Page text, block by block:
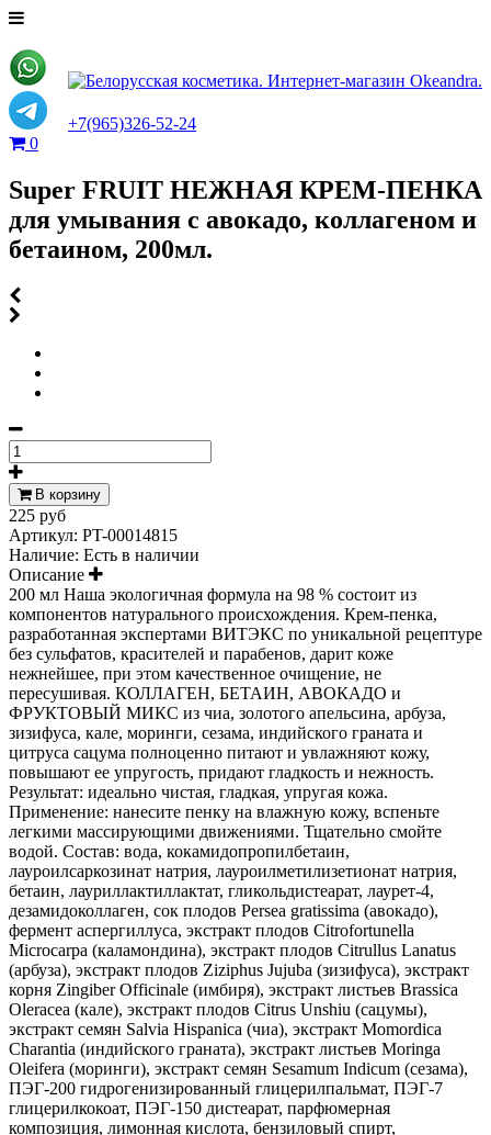
+7(965)326-52-24
0
Super FRUIT НЕЖНАЯ КРЕМ-ПЕНКА
для умывания с авокадо, коллагеном и
бетаином, 200мл.
В корзину
225 руб
Артикул: PT-00014815
Наличие: Есть в наличии
Описание
200 мл Наша экологичная формула на 98 % состоит из
компонентов натурального происхождения. Крем-пенка,
разработанная экспертами ВИТЭКС по уникальной рецептуре
без сульфатов, красителей и парабенов, дарит коже
нежнейшее, при этом качественное очищение, не
пересушивая. КОЛЛАГЕН, БЕТАИН, АВОКАДО и
ФРУКТОВЫЙ МИКС из чиа, золотого апельсина, арбуза,
зизифуса, кале, моринги, сезама, индийского граната и
цитруса сацума полноценно питают и увлажняют кожу,
повышают ее упругость, придают гладкость и нежность.
Результат: идеально чистая, гладкая, упругая кожа.
Применение: нанесите пенку на влажную кожу, вспеньте
легкими массирующими движениями. Тщательно смойте
водой. Состав: вода, кокамидопропилбетаин,
лауроилсаркозинат натрия, лауроилметилизетионат натрия,
бетаин, лауриллактиллактат, гликольдистеарат, лаурет-4,
дезамидоколлаген, сок плодов Persea gratissima (авокадо),
фермент аспергиллуса, экстракт плодов Citrofortunella
Microcarpa (каламондина), экстракт плодов Citrullus Lanatus
(арбуза), экстракт плодов Ziziphus Jujuba (зизифуса), экстракт
корня Zingiber Officinale (имбиря), экстракт листьев Brassica
Oleracea (кале), экстракт плодов Citrus Unshiu (сацумы),
экстракт семян Salvia Hispanica (чиа), экстракт Momordica
Charantia (индийского граната), экстракт листьев Moringa
Oleifera (моринги), экстракт семян Sesamum Indicum (сезама),
ПЭГ-200 гидрогенизированный глицерилпальмат, ПЭГ-7
глицерилкокоат, ПЭГ-150 дистеарат, парфюмерная
композиция, лимонная кислота, бензиловый спирт,